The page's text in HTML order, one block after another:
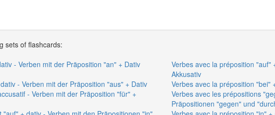
sets of flashcards:
- Verben mit der Präposition "an" + Dativ
Verbes avec la préposition
Akkusativ
- Verben mit der Präposition "aus" + Dativ
Verbes avec la préposition "bei"
- Verben mit der Präposition "für" +
Verbes avec les prépositions
Präpositionen "gegen" und